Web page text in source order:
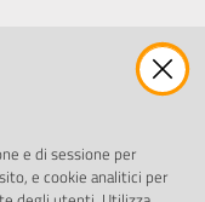
e di sessione per
e cookie analitici per